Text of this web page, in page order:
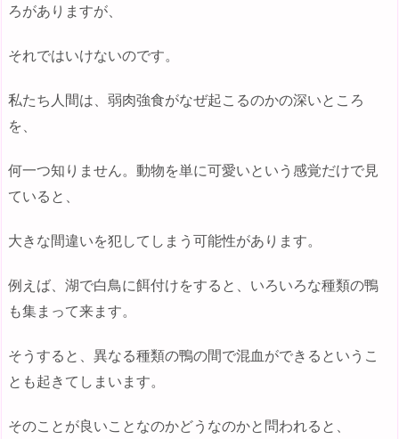
ろがありますが、
それではいけないのです。
私たち人間は、弱肉強食がなぜ起こるのかの深いところ
を、
何一つ知りません。動物を単に可愛いという感覚だけで見
ていると、
大きな間違いを犯してしまう可能性があります。
例えば、湖で白鳥に餌付けをすると、いろいろな種類の鴨
も集まって来ます。
そうすると、異なる種類の鴨の間で混血ができるというこ
とも起きてしまいます。
そのことが良いことなのかどうなのかと問われると、